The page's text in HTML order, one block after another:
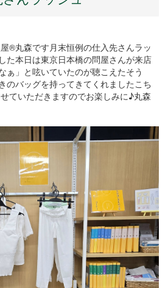
®丸森です月末恒例の仕入先さんラッ
た本日は東京日本橋の問屋さんが来店
ぁ」と呟いていたのが聴こえたそう
のバッグを持ってきてくれましたこち
ていただきますのでお楽しみに♪丸森